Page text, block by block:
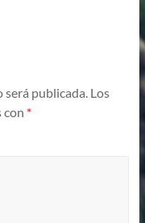
será publicada. Los
con *